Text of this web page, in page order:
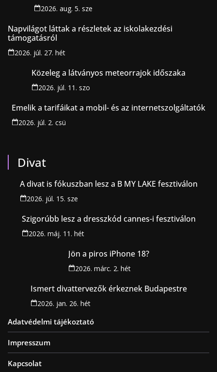
2026. aug. 5. sze
Napvilágot láttak a részletek az iskolakezdési
támogatásról
2026. júl. 27. hét
Közeleg a látványos meteorrajok időszaka
2026. júl. 11. szo
Emelik a tarifáikat a mobil- és az internetszolgáltatók
2026. júl. 2. csü
Divat
A divat is fókuszban lesz a B MY LAKE fesztiválon
2026. júl. 15. sze
Szigorúbb lesz a dresszkód cannes-i fesztiválon
2026. máj. 11. hét
Jön a piros iPhone 18?
2026. márc. 2. hét
Ismert divattervezők érkeznek Budapestre
2026. jan. 26. hét
Adatvédelmi tájékoztató
Impresszum
Kapcsolat